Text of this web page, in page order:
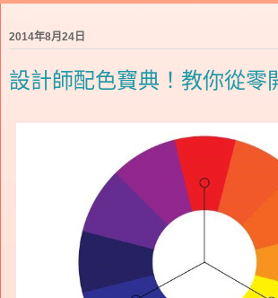
2014年8月24日
設計師配色寶典！教你從零